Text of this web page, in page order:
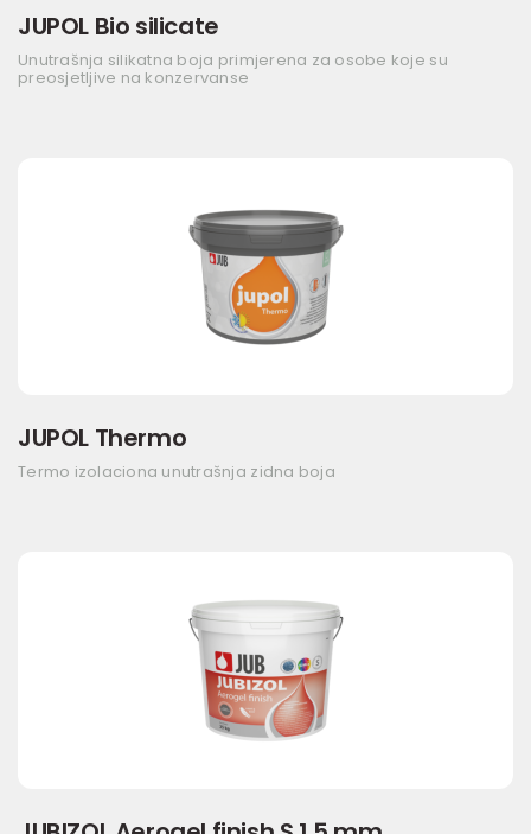
JUPOL Bio silicate
Unutrašnja silikatna boja primjerena za osobe koje su
preosjetljive na konzervanse
JUPOL Thermo
Termo izolaciona unutrašnja zidna boja